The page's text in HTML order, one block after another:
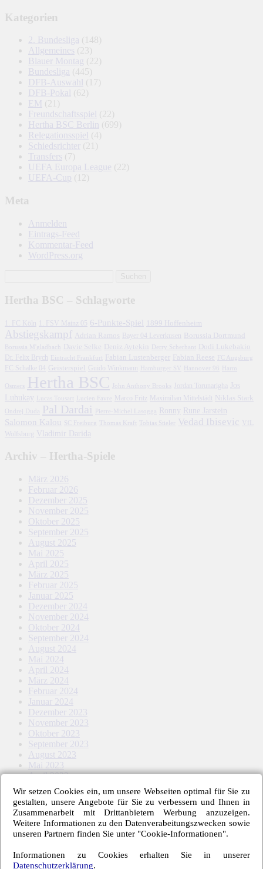
Kategorien
2. Bundesliga (148)
Allgemeines (23)
Blauer Montag (22)
Bundesliga (445)
DFB-Auswahl
(17)
DFB-Pokal (62)
EM (21)
Freundschaftsspiel (22)
Hertha BSC Berlin
(699)
Relegationsspiel (4)
Schiedsrichter
(21)
Transfers (7)
UEFA Europa League (22)
UEFA-Cup (12)
Meta
Anmelden
Eintrags-Feed
Kommentar-Feed
WordPress.org
Hertha BSC – Schlagworte
1. FC Köln 1. FSV Mainz 05 6-Punkte-Spiel 1899 Hoffenheim
Abstiegskampf Adrian Ramos Bayer 04 Leverkusen Borussia Dortmund
Borussia M'gladbach Davie Selke Deniz Aytekin Derry Scherhant
Dodi Lukebakio
Dr. Felix Brych
Fabian Lustenberger Fabian Reese
FC Schalke 04 Geisterspiel Guido Winkmann Hamburger SV
Hertha BSC Jordan Torunarigha
Jos
Luhukay
Marco Fritz Maximilian Mittelstädt Niklas Stark
Pal Dardai Pierre-Michel Lasogga Ronny Rune Jarstein
Salomon Kalou SC Freiburg Tobias Stieler Vedad Ibisevic
VfL
Wolfsburg Vladimir Darida
Archiv – Hertha-Spiele
März 2026
Februar 2026
Dezember 2025
November 2025
Oktober 2025
September 2025
August 2025
Mai 2025
April 2025
März 2025
Februar 2025
Januar 2025
Dezember 2024
November 2024
Oktober 2024
September 2024
August 2024
Mai 2024
April 2024
März 2024
Februar 2024
Januar 2024
Dezember 2023
November 2023
Oktober 2023
September 2023
August 2023
Mai 2023
April 2023
März 2023
Februar 2023
Januar 2023
November 2022
Oktober 2022
September 2022
August 2022
Mai 2022
Wir setzen Cookies ein, um unsere Webseiten optimal für Sie zu
gestalten, unsere Angebote für Sie zu verbessern und Ihnen in
Zusammenarbeit mit Drittanbietern Werbung anzuzeigen.
Weitere Informationen zu den Datenverabeitungszwecken sowie
unseren Partnern finden Sie unter "Cookie-Informationen".
Informationen zu Cookies erhalten Sie in unserer
Datenschutzerklärung.